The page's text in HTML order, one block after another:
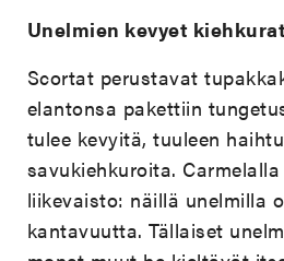
Unelmien kevyet
Scortat perustavat
elantonsa pakettiin
tulee kevyitä, tuuleen
savukiehkuroita.
liikevaisto: näillä unelmilla
kantavuutta. Tällaiset